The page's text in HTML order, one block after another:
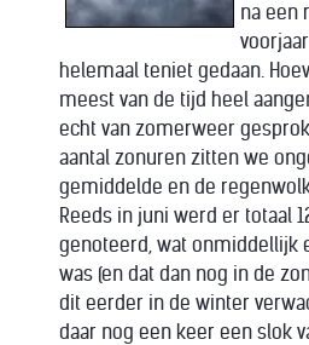
na een
helemaal teniet gedaan.
meest van de tijd heel
echt van zomerweer
aantal zonuren zitten we
gemiddelde en de
Reeds in juni werd er totaal
genoteerd, wat onmiddellijk
was (en dat dan nog in de
dit eerder in de winter
daar nog een keer een slok